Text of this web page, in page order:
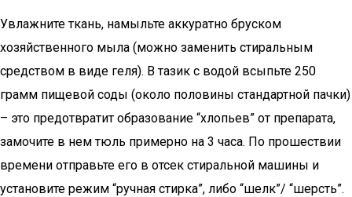
Увлажните ткань, намыльте аккуратно бруском
хозяйственного мыла (можно заменить стиральным
средством в виде геля). В тазик с водой всыпьте 250
грамм пищевой соды (около половины стандартной пачки)
– это предотвратит образование “хлопьев” от препарата,
замочите в нем тюль примерно на 3 часа. По прошествии
времени отправьте его в отсек стиральной машины и
установите режим “ручная стирка”, либо “шелк”/ “шерсть”.